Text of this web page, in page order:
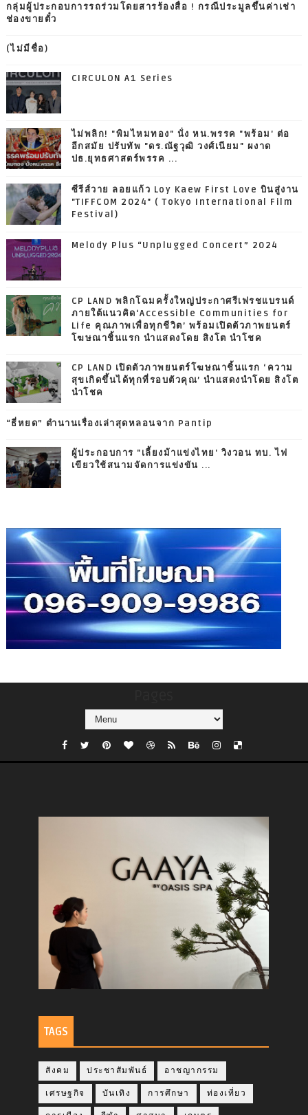
กลุ่มผู้ประกอบการรถร่วมโดยสารร้องสื่อ ! กรณีประมูลขึ้นค่าเช่า
ช่องขายตั๋ว
(ไม่มีชื่อ)
CIRCULON A1 Series
ไม่พลิก! "พิมไหมทอง" นั่ง หน.พรรค "พร้อม' ต่อ
อีกสมัย ปรับทัพ "ดร.ณัฐวุฒิ วงศ์เนียม" ผงาด
ปธ.ยุทธศาสตร์พรรค ...
ซีรีส์วาย ลอยแก้ว Loy Kaew First Love บินสู่งาน
"TIFFCOM 2024" ( Tokyo International Film
Festival)
Melody Plus “Unplugged Concert” 2024
CP LAND พลิกโฉมครั้งใหญ่ประกาศรีเฟรชแบรนด์
ภายใต้แนวคิด‘Accessible Communities for
Life คุณภาพเพื่อทุกชีวิต’ พร้อมเปิดตัวภาพยนตร์
โฆษณาชิ้นแรก นำแสดงโดย สิงโต นำโชค
CP LAND เปิดตัวภาพยนตร์โฆษณาชิ้นแรก ‘ความ
สุขเกิดขึ้นได้ทุกที่รอบตัวคุณ’ นำแสดงนำโดย สิงโต
นำโชค
“ธี่หยด” ตำนานเรื่องเล่าสุดหลอนจาก Pantip
ผู้ประกอบการ "เลี้ยงม้าแข่งไทย' วิงวอน ทบ. ไฟ
เขียวใช้สนามจัดการแข่งขัน ...
TAGS
สังคม ประชาสัมพันธ์ อาชญากรรม
เศรษฐกิจ บันเทิง การศึกษา ท่องเที่ยว